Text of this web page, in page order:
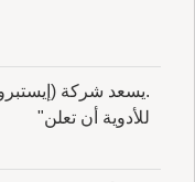
.يسعد شركة
للأدوية أن تعلن"